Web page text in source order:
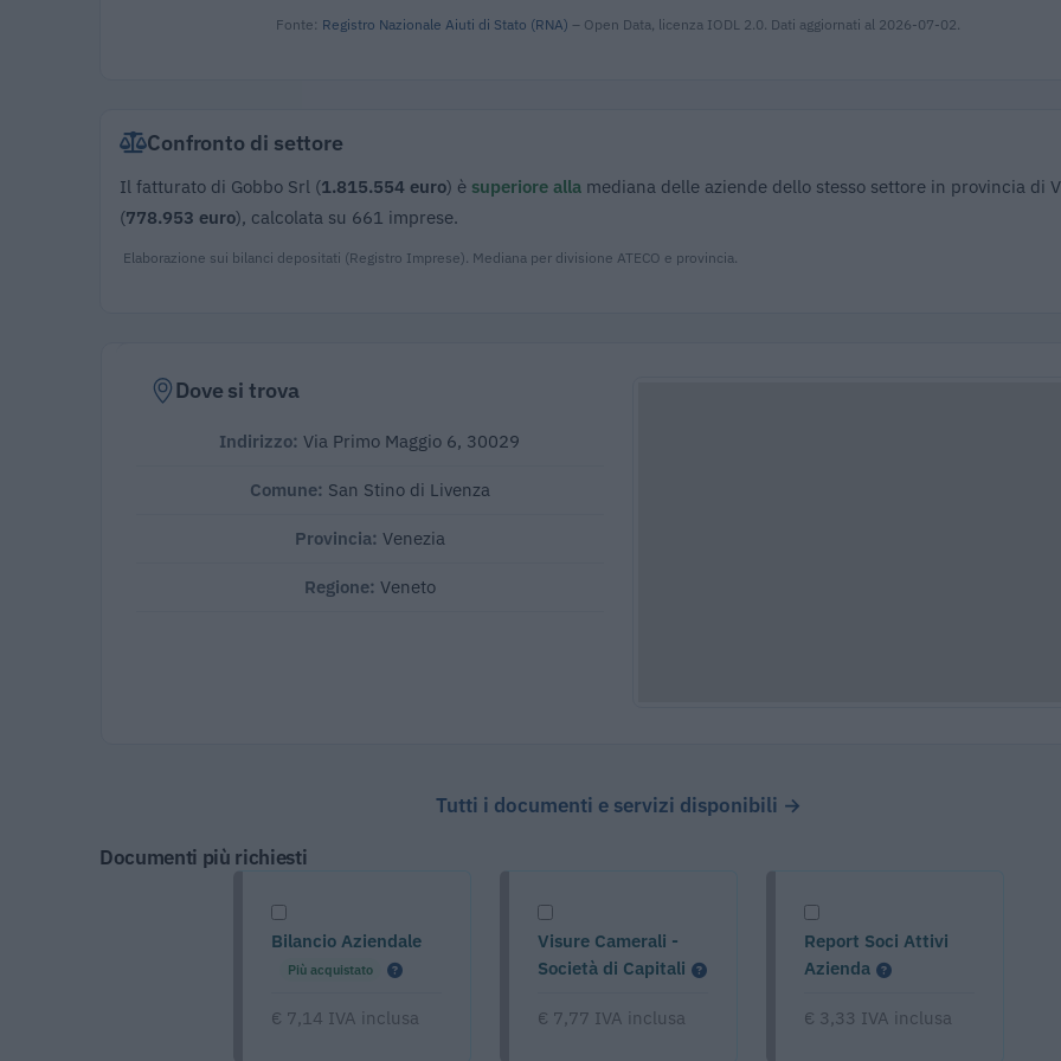
Fonte: Registro Nazionale Aiuti di Stato (RNA) – Open Data, licenza IODL 2.0. Dati aggiornati al 2026-07-02.
Confronto di settore
Il fatturato di Gobbo Srl (1.815.554 euro) è superiore alla mediana delle aziende dello stesso settore in provincia di
(778.953 euro), calcolata su 661 imprese.
Elaborazione sui bilanci depositati (Registro Imprese). Mediana per divisione ATECO e provincia.
Dove si trova
Indirizzo: Via Primo Maggio 6, 30029
Comune: San Stino di Livenza
Provincia: Venezia
Regione: Veneto
Tutti i documenti e servizi disponibili →
Documenti più richiesti
Bilancio Aziendale
Più acquistato
€ 7,14 IVA inclusa
Visure Camerali -
Società di Capitali
€ 7,77 IVA inclusa
Report Soci Attivi
Azienda
€ 3,33 IVA inclusa